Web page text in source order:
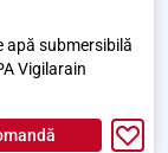
apă submersibilă
Vigilarain